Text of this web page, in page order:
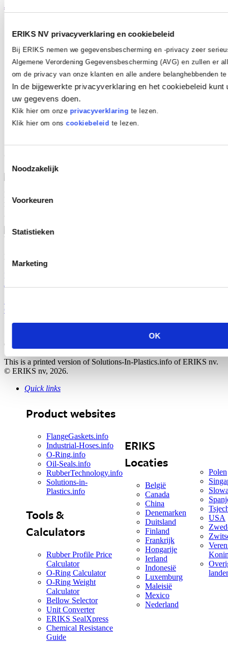
ERIKS NV privacyverklaring en cookiebeleid
Bij ERIKS nemen we gegevensbescherming en -privacy zeer
Algemene Verordening Gegevensbescherming (AVG) en zullen er
om de privacy van onze klanten en alle andere belanghebbenden
In de bijgewerkte privacyverklaring en het cookiebeleid kunt
uw gegevens doen.
Klik hier om onze privacyverklaring te lezen.
Klik hier om onscookiebeleid te lezen.
Noodzakelijk
Voorkeuren
Statistieken
Marketing
OK
Solutions-In-Plastics.info
Draaien
Buigen
Koud zetten
Lassen
Lijmen
Polijsten
Assembleren / monteren
Video kunststoffen
GVK zagen
Zagen
Het op maat zagen van kunststof platen gebeurt op elke vestiging
met behulp van moderne, digitaal gestuurde zaagbanken. Voor een
Direct naar de webshop
Vraag het ERIKS
Heb je een vraag? Neem contact met ons op!
plastics@eriks.nl
Over ERIKS
Copyright
This is a printed version of Solutions-In-Plastics.info of ERIKS nv.
© ERIKS nv, 2026.
Quick links
Product websites
FlangeGaskets.info
Industrial-Hoses.info
O-Ring.info
Oil-Seals.info
RubberTechnology.info
Solutions-in-
Plastics.info
Tools &
Calculators
Rubber Profile Price
Calculator
O-Ring Calculator
O-Ring Weight
Calculator
Bellow Selector
Unit Converter
ERIKS SealXpress
Chemical Resistance
Guide
ERIKS
Locaties
België
Canada
China
Denemarken
Duitsland
Finland
Frankrijk
Hongarije
Ierland
Indonesië
Luxemburg
Maleisië
Mexico
Nederland
Polen
USA